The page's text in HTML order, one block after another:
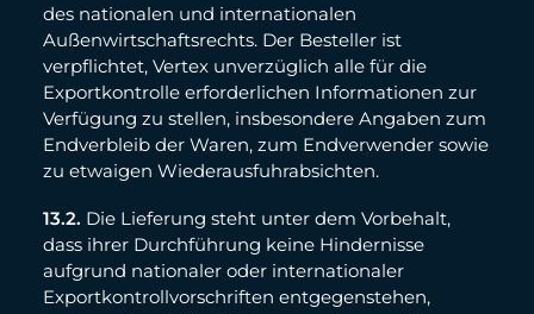
des nationalen und internationalen
Außenwirtschaftsrechts. Der Besteller ist
verpflichtet, Vertex unverzüglich alle für die
Exportkontrolle erforderlichen Informationen zur
Verfügung zu stellen, insbesondere Angaben zum
Endverbleib der Waren, zum Endverwender sowie
zu etwaigen Wiederausfuhrabsichten.
13.2. Die Lieferung steht unter dem Vorbehalt,
dass ihrer Durchführung keine Hindernisse
aufgrund nationaler oder internationaler
Exportkontrollvorschriften entgegenstehen,